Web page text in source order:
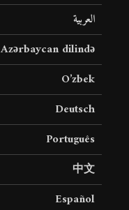
العربية
Azərbaycan dilində
O’zbek
Deutsch
Português
中文
Español